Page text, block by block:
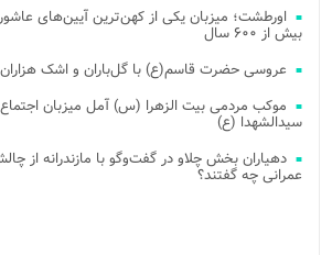
اورطشت؛ میزبان یکی از کهن‌ترین آیین‌های
بیش از ۶۰۰ سال
عروسی حضرت قاسم(ع) با گل‌باران و اشک
موکب مردمی بیت‌ الزهرا (س) آمل میزبان
سیدالشهدا (ع)
دهیاران بخش چلاو در گفت‌وگو با مازندرانه از
عمرانی چه گفتند؟